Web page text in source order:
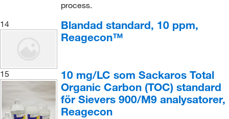
process.
14
Blandad standard, 10 ppm,
Reagecon™
15
10 mg/LC som Sackaros Total
Organic Carbon (TOC) standard
för Sievers 900/M9 analysatorer,
Reagecon